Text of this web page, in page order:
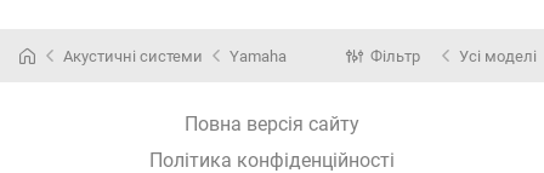
Акустичні системи Yamaha Фільтр Усі моделі
Повна версія сайту
Політика конфіденційності